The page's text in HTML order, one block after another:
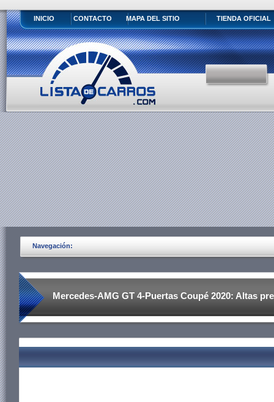
INICIO CONTACTO MAPA DEL SITIO TIENDA OFICIAL
Navegación:
Mercedes-AMG GT 4-Puertas Coupé 2020: Altas